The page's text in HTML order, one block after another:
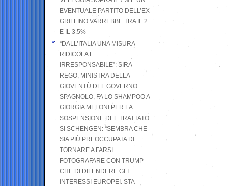
EVENTUALE PARTITO DELL’EX
GRILLINO VARREBBE TRA IL 2
E IL 3.5%
“DALL’ITALIA UNA MISURA
RIDICOLA E
IRRESPONSABILE”: SIRA
REGO, MINISTRA DELLA
GIOVENTÙ DEL GOVERNO
SPAGNOLO, FA LO SHAMPOO A
GIORGIA MELONI PER LA
SOSPENSIONE DEL TRATTATO
SI SCHENGEN: “SEMBRA CHE
SIA PIÙ PREOCCUPATA DI
TORNARE A FARSI
FOTOGRAFARE CON TRUMP
CHE DI DIFENDERE GLI
INTERESSI EUROPEI. STA